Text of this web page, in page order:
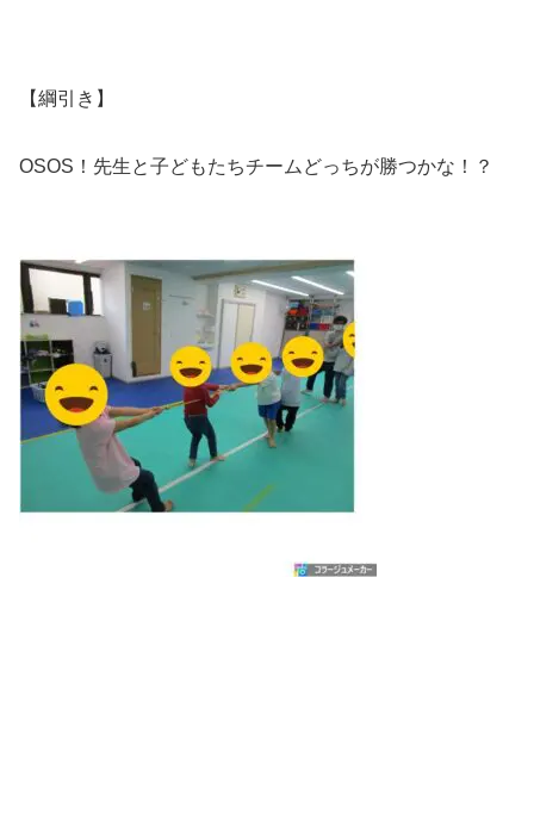
【綱引き】
OSOS！先生と子どもたちチームどっちが勝つかな！？